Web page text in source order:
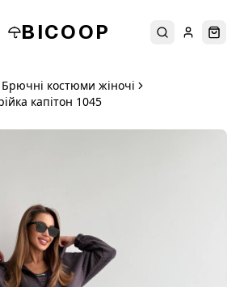
BICOOP ПошукУвійти
Брючні костюми жіночі
капітон 1045